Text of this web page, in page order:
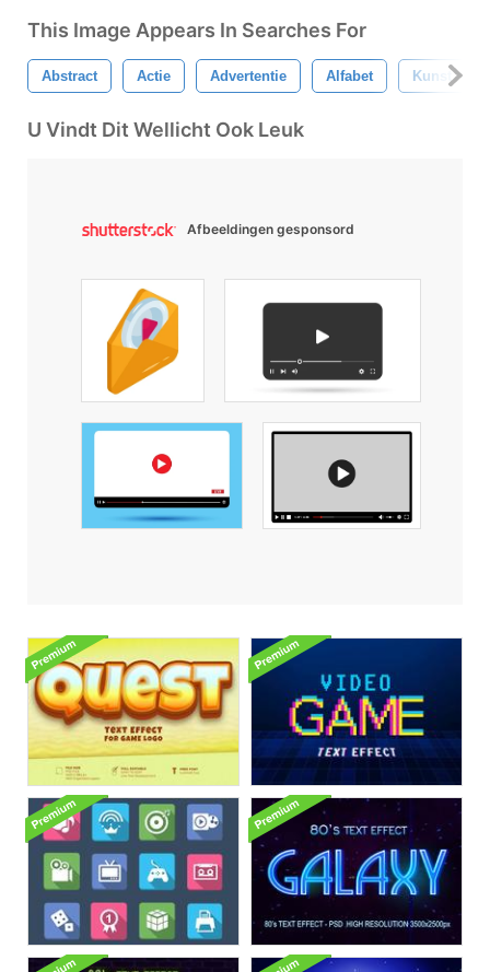
This Image Appears In Searches For
Abstract Actie Advertentie Alfabet Kunst
U Vindt Dit Wellicht Ook Leuk
Afbeeldingen gesponsord